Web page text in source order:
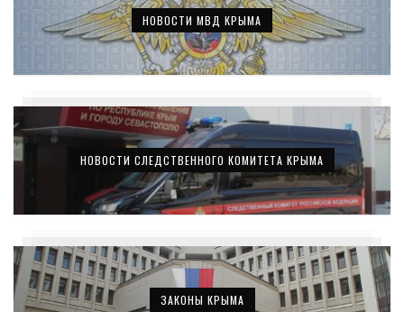
НОВОСТИ МВД КРЫМА
НОВОСТИ СЛЕДСТВЕННОГО КОМИТЕТА КРЫМА
ЗАКОНЫ КРЫМА